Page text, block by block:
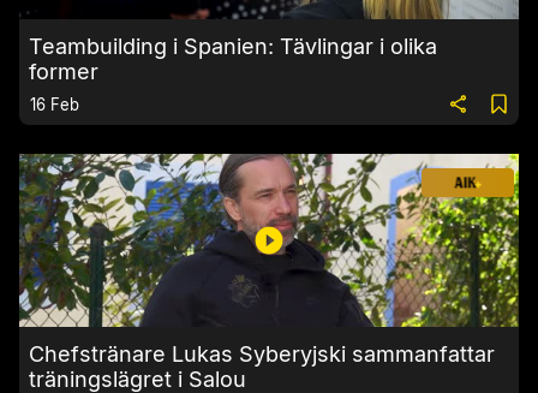
Teambuilding i Spanien: Tävlingar i olika
former
16 Feb
Chefstränare Lukas Syberyjski sammanfattar
träningslägret i Salou